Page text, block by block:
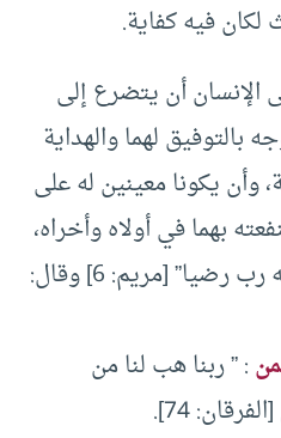
لكان فيه كفاية.
الإنسان أن يتضرع إلى
بالتوفيق لهما والهداية
وأن يكونا معينين له على
بهما في أولاه وأخراه،
ألا ترى قول زكريا: “واجعله رب رضيا” [مريم: 6] وقال:
: ” ربنا هب لنا من
74].